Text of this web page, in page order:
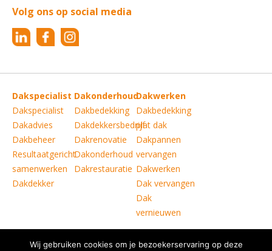
Volg ons op social media
Dakspecialist
Dakspecialist
Dakadvies
Dakbeheer
Resultaatgericht
samenwerken
Dakdekker
Dakonderhoud
Dakbedekking
Dakdekkersbedrijf
Dakrenovatie
Dakonderhoud
Dakrestauratie
Dakwerken
Dakbedekking
plat dak
Dakpannen
vervangen
Dakwerken
Dak vervangen
Dak
vernieuwen
Wij gebruiken cookies om je bezoekerservaring op deze